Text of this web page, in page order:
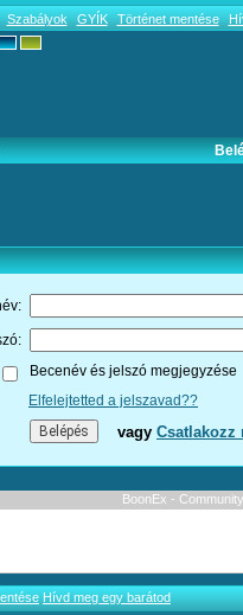
Szabályok GYÍK Történet mentése
Becenév és jelszó megjegyzése
Elfelejtetted a jelszavad??
vagy Csatlakozz
BoonEx -
Hívd meg egy barátod